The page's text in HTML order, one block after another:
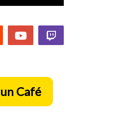
Café